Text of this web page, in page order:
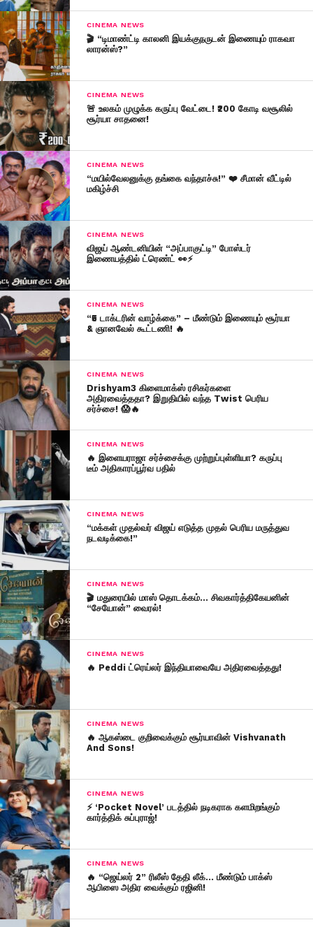
CINEMA NEWS
🎬 “டிமாண்ட்டி காலனி இயக்குநருடன் இணையும் ராகவா
லாரன்ஸ்?”
CINEMA NEWS
🚨 உலகம் முழுக்க கருப்பு வேட்டை! ₹200 கோடி வசூலில்
சூர்யா சாதனை!
CINEMA NEWS
“மயில்வேலனுக்கு தங்கை வந்தாச்சு!” ❤️ சீமான் வீட்டில்
மகிழ்ச்சி
CINEMA NEWS
விஜய் ஆண்டனியின் “அப்பாகுட்டி” போஸ்டர்
இணையத்தில் ட்ரெண்ட் 👀⚡
CINEMA NEWS
“₹5 டாக்டரின் வாழ்க்கை” – மீண்டும் இணையும் சூர்யா
& ஞானவேல் கூட்டணி! 🔥
CINEMA NEWS
Drishyam3 கிளைமாக்ஸ் ரசிகர்களை
அதிரவைத்ததா? இறுதியில் வந்த Twist பெரிய
சர்ச்சை! 😱🔥
CINEMA NEWS
🔥 இளையராஜா சர்ச்சைக்கு முற்றுப்புள்ளியா? கருப்பு
டீம் அதிகாரப்பூர்வ பதில்
CINEMA NEWS
“மக்கள் முதல்வர் விஜய் எடுத்த முதல் பெரிய மருத்துவ
நடவடிக்கை!”
CINEMA NEWS
🎬 மதுரையில் மாஸ் தொடக்கம்… சிவகார்த்திகேயனின்
“சேயோன்” வைரல்!
CINEMA NEWS
🔥 Peddi ட்ரெய்லர் இந்தியாவையே அதிரவைத்தது!
CINEMA NEWS
🔥 ஆகஸ்டை குறிவைக்கும் சூர்யாவின் Vishvanath
And Sons!
CINEMA NEWS
⚡ ‘Pocket Novel’ படத்தில் நடிகராக களமிறங்கும்
கார்த்திக் சுப்புராஜ்!
CINEMA NEWS
🔥 “ஜெய்லர் 2” ரிலீஸ் தேதி லீக்… மீண்டும் பாக்ஸ்
ஆபிஸை அதிர வைக்கும் ரஜினி!